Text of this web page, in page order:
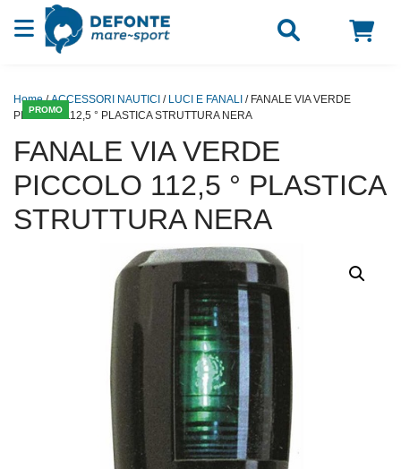
Vai al contenuto
PROMO
Home/ACCESSORI NAUTICI / LUCI E FANALI / FANALE VIA VERDE
PICCOLO 112,5 ° PLASTICA STRUTTURA NERA
FANALE VIA VERDE
PICCOLO 112,5 ° PLASTICA
STRUTTURA NERA